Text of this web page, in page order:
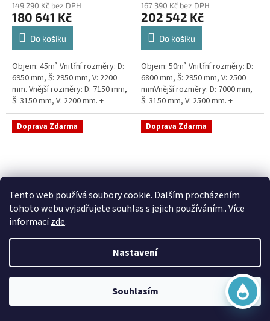
Tento web používá soubory cookie. Dalším procházením
tohoto webu vyjadřujete souhlas s jejich používáním.. Více
informacízde.
Nastavení
Souhlasím
produktu
je
5,0
hvězdiček.
149 290 Kč bez DPH
180 641 Kč
Do košíku
Objem: 45m³ Vnitřní rozměry: D:
6950 mm, Š: 2950 mm, V: 2200
mm. Vnější rozměry: D: 7150 mm,
Š: 3150 mm, V: 2200 mm. +
komínek Běžná doba dodání 2-3
týdny od objednávky....
produktu
je
5,0
hvězdiček.
167 390 Kč bez DPH
202 542 Kč
Do košíku
Objem: 50m³ Vnitřní rozměry: D:
6800 mm, Š: 2950 mm, V: 2500
mmVnější rozměry: D: 7000 mm,
Š: 3150 mm, V: 2500 mm. +
komínek Běžná doba dodání 2-3
týdny od objednávky. Rozměry...
Doprava Zdarma
Sací šachta samonosná
hodnocení
5,0
20 790 Kč bez DPH
Doprava Zdarma
Skladem
15 390 Kč bez DPH
Online
Začít konverzaci